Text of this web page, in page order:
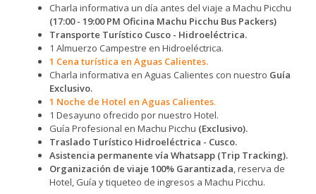
Charla informativa un día antes del viaje a Machu Picchu
(17:00 - 19:00 PM Oficina Machu Picchu Bus Packers)
Transporte Turístico Cusco - Hidroeléctrica.
1 Almuerzo Campestre en Hidroeléctrica.
1 Cena turística en Aguas Calientes.
Charla informativa en Aguas Calientes con nuestro Guía
Exclusivo.
1 Noche de Hotel en Aguas Calientes.
1 Desayuno ofrecido por nuestro Hotel.
Guía Profesional en Machu Picchu (Exclusivo).
Traslado Turístico Hidroeléctrica - Cusco.
Asistencia permanente vía Whatsapp (Trip Tracking).
Organización de viaje 100% Garantizada , reserva de
Hotel, Guía y tiqueteo de ingresos a Machu Picchu.